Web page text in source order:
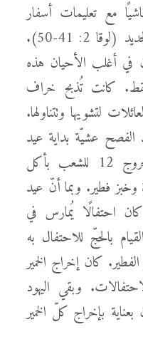
مع تعليمات أسفار
موسى الخمسة إلى عصر العهد الجديد (لوقا 2: 41-50).
في أغلب الأحيان هذه
كانت تُذبح خراف
لتشويها وتتناولها.
عشيّة بداية عيد
الفطير. يوجد إرشادات في خروج 12 للشعب بأكل
فطير. وبما أنّ عيد
احتفالًا يُمارس في
بالحجّ للاحتفال به
كان إخراج الخمير
وبقي اليهود
بإخراج كلّ الخمير